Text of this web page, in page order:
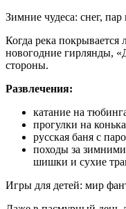
Зимние чудеса: снег, пар
Когда река покрывается
новогодние гирлянды,
стороны.
Развлечения:
катание на
прогулки на
русская баня с
походы за
шишки и сухие
Игры для детей: мир